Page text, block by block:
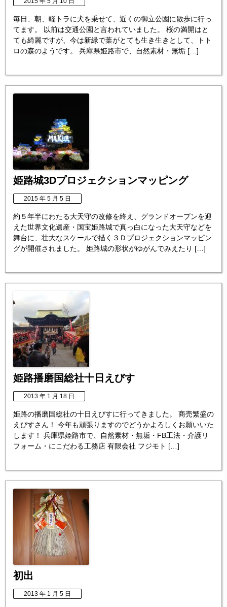
毎日、朝、軽トラに犬を乗せて、近くの御立公園に散歩に行っ
てます。 以前は交通公園と言われていました。 桜の満開はと
ても綺麗ですが、今は新緑で葉がとても生き生きとして、トト
ロの森のようです。 兵庫県姫路市で、自然素材・無垢 […]
姫路城3Dプロジェクションマッピング
2015 年 5 月 5 日
約５年半にわたる大天守の改修を終え、グランドオープンを迎
えた世界文化遺産・国宝姫路城で真っ白になった大天守などを
舞台に、壮大なスケールで描く３Ｄプロジェクションマッピン
グが開催されました。 姫路城の形状がゆがんでみえたり […]
姫路播磨国総社十日えびす
2013 年 1 月 18 日
姫路の播磨国総社の十日えびすに行ってきました。 商売繁盛の
えびすさん！ 今年も頑張りますのでどうかよろしくお願いいた
します！ 兵庫県姫路市で、自然素材・無垢・FB工法・介護リ
フォーム・にこだわる工務店 有限会社 フジモト […]
初出
2013 年 1 月 5 日